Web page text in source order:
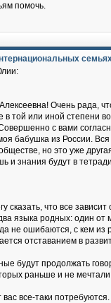
помочь.
Очень рада,
той или иной степени
с вами
бабушка из России.
но это уже
и знания будут в
сказать, что все
два языка родных: один
не ошибаются, с кем из
отставанием в
будут продолжать
раньше и не
вас все-таки